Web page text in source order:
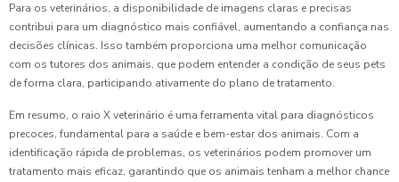
Para os veterinários, a disponibilidade de imagens claras e precisas
contribui para um diagnóstico mais confiável, aumentando a confiança nas
decisões clínicas. Isso também proporciona uma melhor comunicação
com os tutores dos animais, que podem entender a condição de seus pets
de forma clara, participando ativamente do plano de tratamento.
Em resumo, o raio X veterinário é uma ferramenta vital para diagnósticos
precoces, fundamental para a saúde e bem-estar dos animais. Com a
identificação rápida de problemas, os veterinários podem promover um
tratamento mais eficaz, garantindo que os animais tenham a melhor chance